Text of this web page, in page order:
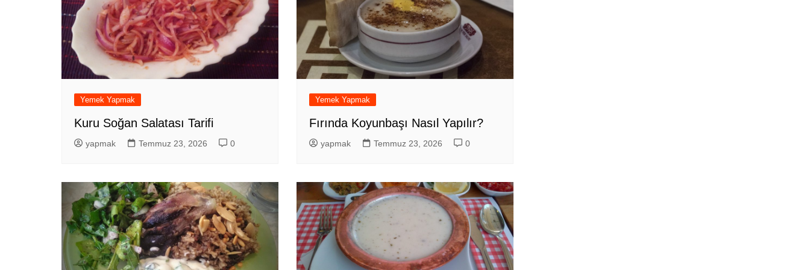
Yemek Yapmak
Kuru Soğan Salatası Tarifi
yapmak Temmuz 23, 2026 0
Yemek Yapmak
Fırında Koyunbaşı Nasıl Yapılır?
yapmak Temmuz 23, 2026 0